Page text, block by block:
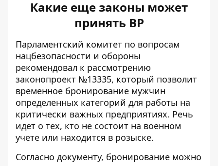
Какие еще законы может
принять ВР
Парламентский комитет по вопросам
нацбезопасности и обороны
рекомендовал к рассмотрению
законопроект №13335, который позволит
временное бронирование мужчин
определенных категорий для работы на
критически важных предприятиях. Речь
идет о тех, кто не состоит на военном
учете или находится в розыске.
Согласно документу, бронирование можно